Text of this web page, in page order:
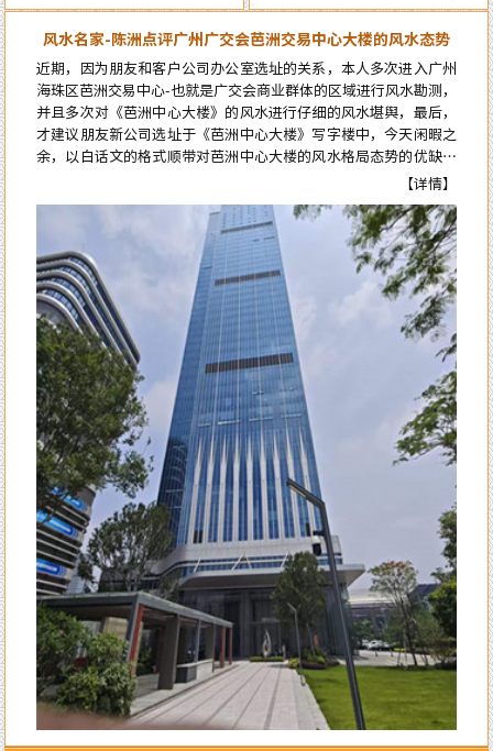
风水名家-陈洲点评广州广交会芭洲交易中心大楼的风水态势
近期，因为朋友和客户公司办公室选址的关系，本人多次进入广州
海珠区芭洲交易中心-也就是广交会商业群体的区域进行风水勘测，
并且多次对《芭洲中心大楼》的风水进行仔细的风水堪舆，最后，
才建议朋友新公司选址于《芭洲中心大楼》写字楼中，今天闲暇之
余，以白话文的格式顺带对芭洲中心大楼的风水格局态势的优缺点
进行点评。而要想更科学的论断芭洲中心大楼的风水格局态势，就
必须先了解知道芭洲中心大楼及本区位的风水来龙源头…
【详情】
来自郭女士的评价：
陈大师的风水学术真实用，本人是做美容护理的，去年在广州番禺粤海天
河城开了家美容店连续亏损了7个月，今年找到陈洲大师看了以后店内布
局重新调理一遍，第二个月就扭亏为盈了，现在正在上升期阶段，感谢陈
来自李女士的评价：
陈洲老师的风水学水平确实高明，本人是做法务工作的，去年刚出来创业
自己成立律所开始有三个月是吃空晌的，后来请陈老师调换了办公室并对
办公室布局做了全面调理指导，不出月就 开始改变至现在业务一个接一
个不停的接单。真心感恩陈老师的指导！
来自王生的评价：
全网找了个遍，还是陈洲老师的学术水平高，难怪陈老师名号响彻整个潮
汕甚至海内外多地！
来自李先生的评价：
不得承认老师的水平高，上个月找老师调理一下住宅风水，这个月的运势
就开始转变得顺利了，生意也兴旺起来了。给一百个赞
来自王小姐的评价：
大师就是大师的水平，看风水不只是遵循古法，而且科学实用，我只信任
陈洲先生！
来自孙先生的评价：
找陈洲老师先生算八字算流年已有13个年头了，每一年的运势都算得很
准，老师算我去年八月会有一次意外破财，真的应时就被诈骗了一笔不小
不大的钱。
来自赵先生的评价：
不得不承认陈先生算八字有水平，找过那么多人算过，陈先生是最准的一